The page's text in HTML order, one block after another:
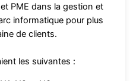
PME dans la gestion et
informatique pour plus
de clients.
les suivantes :